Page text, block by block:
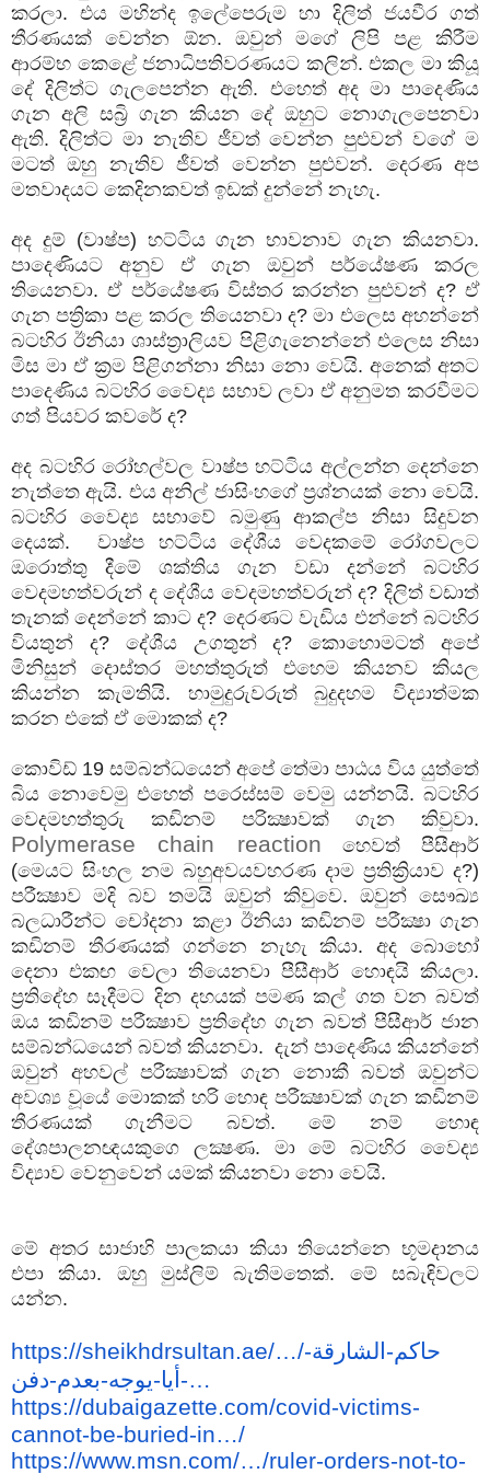
කරලා. එය මහින්ද ඉලේපෙරුම හා දිලිත් ජයවීර ගත්
තීරණයක් වෙන්න ඕන. ඔවුන් මගේ ලිපි පළ කිරීම
ආරම්භ කෙළේ ජනාධිපතිවරණයට කලින්. එකල මා කියූ
දේ දිලිත්ට ගැලපෙන්න ඇති. එහෙත් අද මා පාදෙණිය
ගැන අලි සබ්‍රි ගැන කියන දේ ඔහුට නොගැලපෙනවා
ඇති. දිලිත්ට මා නැතිව ජීවත් වෙන්න පුළුවන් වගේ ම
මටත් ඔහු නැතිව ජීවත් වෙන්න පුළුවන්. දෙරණ අප
මතවාදයට කෙදිනකවත් ඉඩක් දුන්නේ නැහැ.
අද දුම් (වාෂ්ප) හට්ටිය ගැන භාවනාව ගැන කියනවා.
පාදෙණියට අනුව ඒ ගැන ඔවුන් පර්යේෂණ කරල
තියෙනවා. ඒ පර්යේෂණ විස්තර කරන්න පුළුවන් ද? ඒ
ගැන පත්‍රිකා පළ කරල තියෙනවා ද? මා එලෙස අහන්නේ
බටහිර ඊනියා ශාස්ත්‍රාලියව පිළිගැනෙන්නේ එලෙස නිසා
මිස මා ඒ ක්‍රම පිළිගන්නා නිසා නො වෙයි. අනෙක් අතට
පාදෙණිය බටහිර වෛද්‍ය සභාව ලවා ඒ අනුමත කරවීමට
ගත් පියවර කවරේ ද?
අද බටහිර රෝහල්වල වාෂ්ප හට්ටිය අල්ලන්න දෙන්නෙ
නැත්තෙ ඇයි. එය අනිල් ජාසිංහගේ ප්‍රශ්නයක් නො වෙයි.
බටහිර වෛද්‍ය සභාවේ බමුණු ආකල්ප නිසා සිදුවන
දෙයක්. වාෂ්ප හට්ටිය දේශීය වෙදකමේ රෝගවලට
ඔරොත්තු දීමේ ශක්තිය ගැන වඩා දන්නේ බටහිර
වෙදමහත්වරුන් ද දේශීය වෙදමහත්වරුන් ද? දිලිත් වඩාත්
තැනක් දෙන්නේ කාට ද? දෙරණට වැඩිය එන්නේ බටහිර
වියතුන් ද? දේශීය උගතුන් ද? කොහොමටත් අපේ
මිනිසුන් දොස්තර මහත්තුරුත් එහෙම කියනව කියල
කියන්න කැමතියි. හාමුදුරුවරුත් බුදුදහම විද්‍යාත්මක
කරන එකේ ඒ මොකක් ද?
කොවිඩ් 19 සම්බන්ධයෙන් අපේ තේමා පාඨය විය යුත්තේ
බිය නොවෙමු එහෙත් පරෙස්සම් වෙමු යන්නයි. බටහිර
වෙදමහත්තුරු කඩිනම් පරික්‍ෂාවක් ගැන කිවුවා.
Polymerase chain reaction හෙවත් පීසීආර්
(මෙයට සිංහල නම බහුඅවයවහරණ දාම ප්‍රතික්‍රියාව ද?)
පරීක්‍ෂාව මදි බව තමයි ඔවුන් කිවුවෙ. ඔවුන් සෞඛ්‍ය
බලධාරීන්ට චෝදනා කළා ඊනියා කඩිනම් පරීක්‍ෂා ගැන
කඩිනම් තීරණයක් ගන්නෙ නැහැ කියා. අද බොහෝ
දෙනා එකඟ වෙලා තියෙනවා පීසීආර් හොඳයි කියලා.
ප්‍රතිදේහ සෑදීමට දින දහයක් පමණ කල් ගත වන බවත්
ඔය කඩිනම් පරීක්‍ෂාව ප්‍රතිදේහ ගැන බවත් පීසීආර් ජාන
සම්බන්ධයෙන් බවත් කියනවා. දැන් පාදෙණිය කියන්නේ
ඔවුන් අහවල් පරීක්‍ෂාවක් ගැන නොකී බවත් ඔවුන්ට
අවශ්‍ය වූයේ මොකක් හරි හොඳ පරීක්‍ෂාවක් ගැන කඩිනම්
තීරණයක් ගැනීමට බවත්. මේ නම් හොඳ
දේශපාලනඥයකුගෙ ලක්‍ෂණ. මා මේ බටහිර වෛද්‍ය
විද්‍යාව වෙනුවෙන් යමක් කියනවා නො වෙයි.
මේ අතර සාජාහි පාලකයා කියා තියෙන්නෙ භූමදානය
එපා කියා. ඔහු මුස්ලිම් බැතිමතෙක්. මේ සබැඳිවලට
යන්න.
https://sheikhdrsultan.ae/…/حاكم-الشارقة-
يوجه-بعدم-دفن-أيا -…
https://dubaigazette.com/covid-victims-
cannot-be-buried-in…/
https://www.msn.com/…/ruler-orders-not-to-